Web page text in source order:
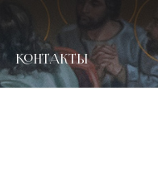
КОНТАКТЫ